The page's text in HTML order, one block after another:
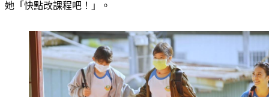
她「快點改課程吧！」。